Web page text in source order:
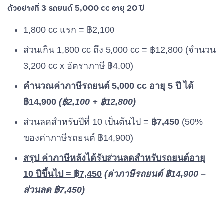
ตัวอย่างที่ 3 รถยนต์ 5,000 cc อายุ 20 ปี
1,800 cc แรก = ฿2,100
ส่วนเกิน 1,800 cc ถึง 5,000 cc = ฿12,800 (จำนวน
3,200 cc x อัตราภาษี ฿4.00)
คำนวณค่าภาษีรถยนต์ 5,000 cc อายุ 5 ปี ได้
฿14,900 (฿2,100 + ฿12,800)
ส่วนลดสำหรับปีที่ 10 เป็นต้นไป = ฿7,450 (50%
ของค่าภาษีรถยนต์ ฿14,900)
สรุป ค่าภาษีหลังได้รับส่วนลดสำหรับรถยนต์อายุ
10 ปีขึ้นไป = ฿7,450 (ค่าภาษีรถยนต์ ฿14,900 –
ส่วนลด ฿7,450)